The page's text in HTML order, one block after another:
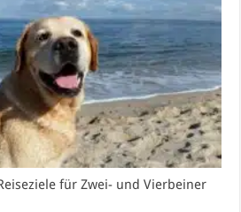
für Zwei- und Vierbeiner